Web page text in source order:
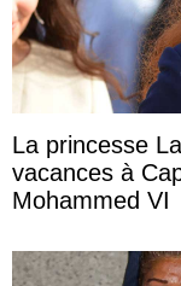
La princesse
vacances à
Mohammed VI